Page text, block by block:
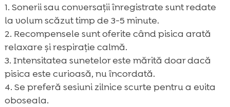
Sonerii sau conversații înregistrate sunt redate
la volum scăzut timp de 3-5 minute.
Recompensele sunt oferite când pisica arată
relaxare și respirație calmă.
Intensitatea sunetelor este mărită doar dacă
pisica este curioasă, nu încordată.
Se preferă sesiuni zilnice scurte pentru a evita
oboseala.